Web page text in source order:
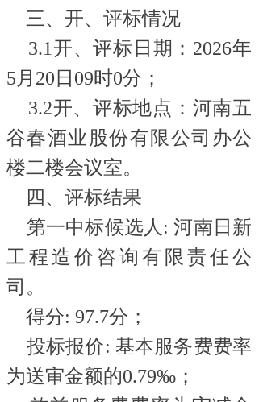
三、开、评标情况
3.1开、评标日期：2026年
5月20日09时0分；
3.2开、评标地点：河南五
谷春酒业股份有限公司办公
楼二楼会议室。
四、评标结果
第一中标候选人 : 河南日新
工程造价咨询有限责任公
司。
得分: 97.7分；
投标报价: 基本服务费费率
为送审金额的0.79‰；